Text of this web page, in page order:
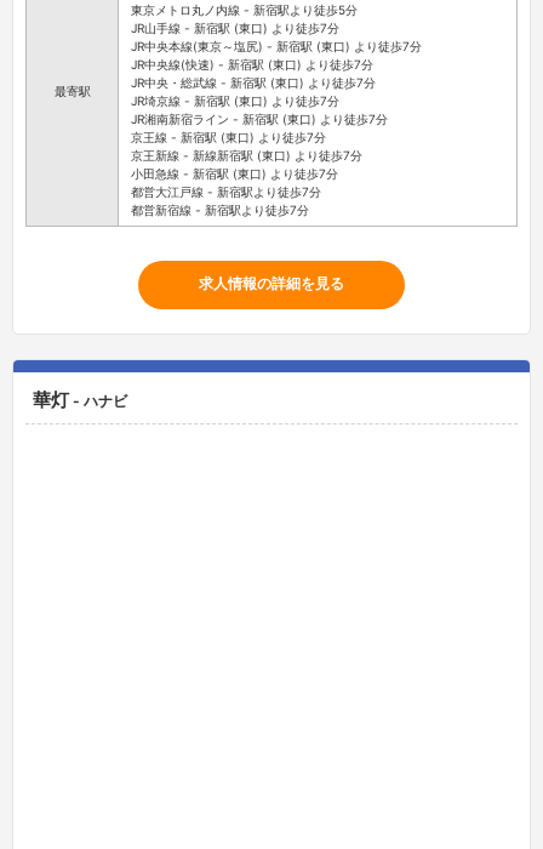
最寄駅
東京メトロ丸ノ内線 - 新宿駅より徒歩5分
JR山手線 - 新宿駅 (東口) より徒歩7分
JR中央本線(東京～塩尻) - 新宿駅 (東口) より徒歩7分
JR中央線(快速) - 新宿駅 (東口) より徒歩7分
JR中央・総武線 - 新宿駅 (東口) より徒歩7分
JR埼京線 - 新宿駅 (東口) より徒歩7分
JR湘南新宿ライン - 新宿駅 (東口) より徒歩7分
京王線 - 新宿駅 (東口) より徒歩7分
京王新線 - 新線新宿駅 (東口) より徒歩7分
小田急線 - 新宿駅 (東口) より徒歩7分
都営大江戸線 - 新宿駅より徒歩7分
都営新宿線 - 新宿駅より徒歩7分
求人情報の詳細を見る
華灯 - ハナビ